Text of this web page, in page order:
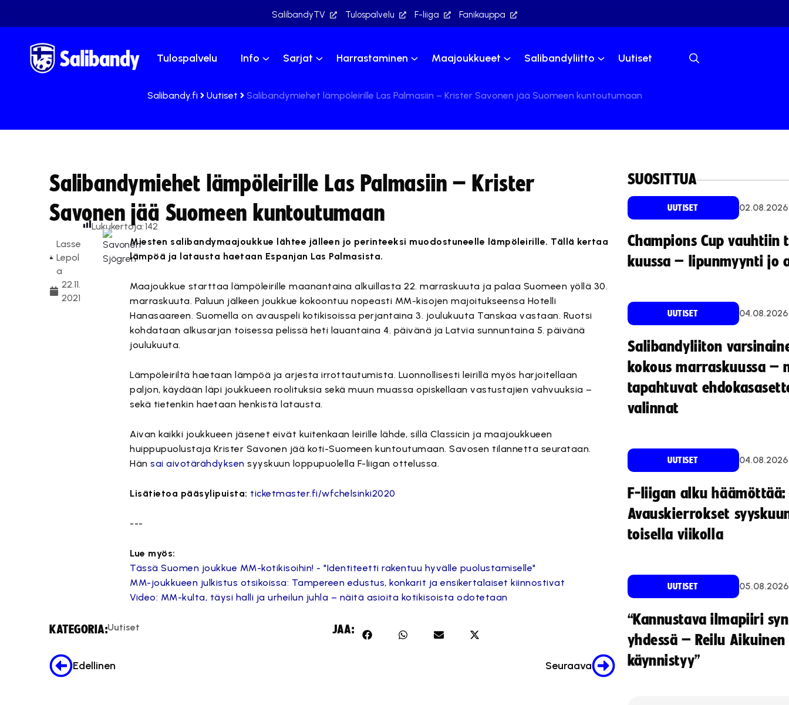
SalibandyTV Tulospalvelu F-liiga Fanikauppa
Tulospalvelu Info Sarjat Harrastaminen Maajoukkueet Salibandyliitto Uutiset
Salibandy.fi Uutiset Salibandymiehet lämpöleirille Las Palmasiin – Krister Savonen jää Suomeen kuntoutumaan
Salibandymiehet lämpöleirille Las Palmasiin – Krister
Savonen jää Suomeen kuntoutumaan
Lasse
Lepol
a
22.11.
2021
Lukukertoja:142
Miesten salibandymaajoukkue lähtee jälleen jo perinteeksi muodostuneelle lämpöleirille. Tällä kertaa
lämpöä ja latausta haetaan Espanjan Las Palmasista.
Maajoukkue starttaa lämpöleirille maanantaina alkuillasta 22. marraskuuta ja palaa Suomeen yöllä 30.
marraskuuta. Paluun jälkeen joukkue kokoontuu nopeasti MM-kisojen majoitukseensa Hotelli
Hanasaareen. Suomella on avauspeli kotikisoissa perjantaina 3. joulukuuta Tanskaa vastaan. Ruotsi
kohdataan alkusarjan toisessa pelissä heti lauantaina 4. päivänä ja Latvia sunnuntaina 5. päivänä
joulukuuta.
Lämpöleiriltä haetaan lämpöä ja arjesta irrottautumista. Luonnollisesti leirillä myös harjoitellaan
paljon, käydään läpi joukkueen roolituksia sekä muun muassa opiskellaan vastustajien vahvuuksia –
sekä tietenkin haetaan henkistä latausta.
Aivan kaikki joukkueen jäsenet eivät kuitenkaan leirille lähde, sillä Classicin ja maajoukkueen
huippupuolustaja Krister Savonen jää koti-Suomeen kuntoutumaan. Savosen tilannetta seurataan.
Hänsai aivotärähdyksen syyskuun loppupuolella F-liigan ottelussa.
Lisätietoa pääsylipuista: ticketmaster.fi/wfchelsinki2020
---
Lue myös:
Tässä Suomen joukkue MM-kotikisoihin! - "Identiteetti rakentuu hyvälle puolustamiselle"
MM-joukkueen julkistus otsikoissa: Tampereen edustus, konkarit ja ensikertalaiset kiinnostivat
Video: MM-kulta, täysi halli ja urheilun juhla – näitä asioita kotikisoista odotetaan
Hyväksy markkinointievästeet
KATEGORIA:Uutiset JAA:
Edellinen Seuraava
SUOSITTUA
UUTISET 02.08.2026
Champions Cup vauhtiin
kuussa – lipunmyynti jo
UUTISET 04.08.2026
Salibandyliiton
kokous marraskuussa –
tapahtuvat
valinnat
UUTISET 04.08.2026
F-liigan alku häämöttää:
Avauskierrokset
toisella viikolla
UUTISET 05.08.2026
“Kannustava ilmapiiri
yhdessä – Reilu
käynnistyy”